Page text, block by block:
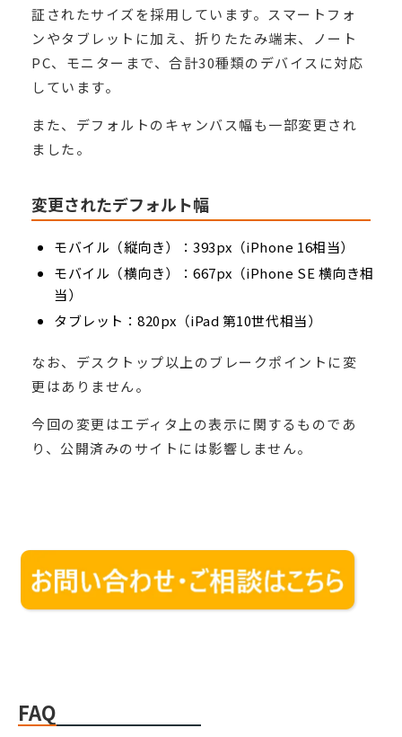
証されたサイズを採用しています。スマートフォ
ンやタブレットに加え、折りたたみ端末、ノート
PC、モニターまで、合計30種類のデバイスに対応
しています。
また、デフォルトのキャンバス幅も一部変更され
ました。
変更されたデフォルト幅
モバイル（縦向き）：393px（iPhone 16相当）
モバイル（横向き）：667px（iPhone SE 横向き相
当）
タブレット：820px（iPad 第10世代相当）
なお、デスクトップ以上のブレークポイントに変
更はありません。
今回の変更はエディタ上の表示に関するものであ
り、公開済みのサイトには影響しません。
FAQ